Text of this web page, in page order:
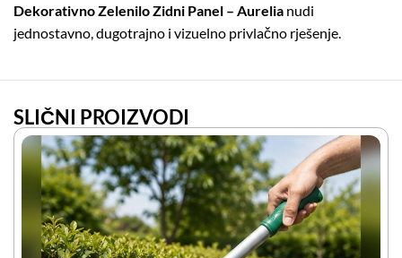
Dekorativno Zelenilo Zidni Panel – Aurelia nudi
jednostavno, dugotrajno i vizuelno privlačno rješenje.
SLIČNI PROIZVODI